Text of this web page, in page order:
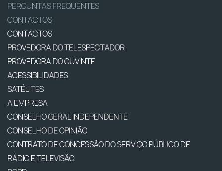
PERGUNTAS FREQUENTES
CONTACTOS
CONTACTOS
PROVEDORA DO TELESPECTADOR
PROVEDORA DO OUVINTE
ACESSIBILIDADES
SATÉLITES
A EMPRESA
CONSELHO GERAL INDEPENDENTE
CONSELHO DE OPINIÃO
CONTRATO DE CONCESSÃO DO SERVIÇO PÚBLICO DE
RÁDIO E TELEVISÃO